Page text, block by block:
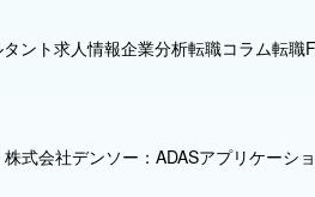
ント求人情報企業分析転職コラム転職
株式会社デンソー：ADASアプリケーシ